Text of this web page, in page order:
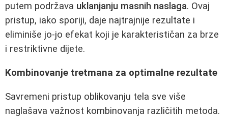
putem podržava uklanjanju masnih naslaga. Ovaj
pristup, iako sporiji, daje najtrajnije rezultate i
eliminiše jo-jo efekat koji je karakterističan za brze
i restriktivne dijete.
Kombinovanje tretmana za optimalne rezultate
Savremeni pristup oblikovanju tela sve više
naglašava važnost kombinovanja različitih metoda.